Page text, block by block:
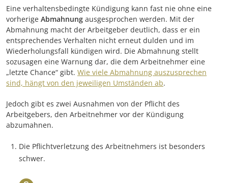
Eine verhaltensbedingte Kündigung kann fast nie ohne eine
vorherige Abmahnung ausgesprochen werden. Mit der
Abmahnung macht der Arbeitgeber deutlich, dass er ein
entsprechendes Verhalten nicht erneut dulden und im
Wiederholungsfall kündigen wird. Die Abmahnung stellt
sozusagen eine Warnung dar, die dem Arbeitnehmer eine
„letzte Chance“ gibt. Wie viele Abmahnung auszusprechen
sind, hängt von den jeweiligen Umständen ab.
Jedoch gibt es zwei Ausnahmen von der Pflicht des
Arbeitgebers, den Arbeitnehmer vor der Kündigung
abzumahnen.
Die Pflichtverletzung des Arbeitnehmers ist besonders
schwer.